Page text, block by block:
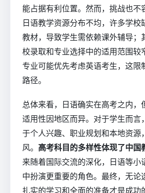
能占据有利位置。然而，挑战也不
日语教学资源分布不均，许多学校
教材，导致学生需依赖课外辅导；
校录取和专业选择中的适用范围较
专业可能优先考虑英语考生，这限
路径。
总体来看，日语确实在高考之内，
适用性因地区而异。对于学生而言
于个人兴趣、职业规划和本地资源
风。 高考科目的多样性体现了中国
来随着国际交流的深化，日语等小
中扮演更重要的角色。最终，无论
扎实的学习和全面的准备才是成功